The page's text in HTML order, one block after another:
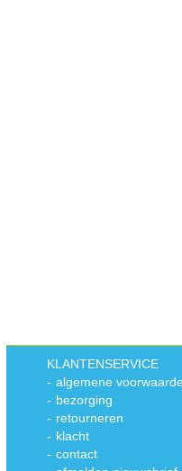
KLANTENSERVICE
- algemene
- bezorging
- retourneren
- klacht
- contact